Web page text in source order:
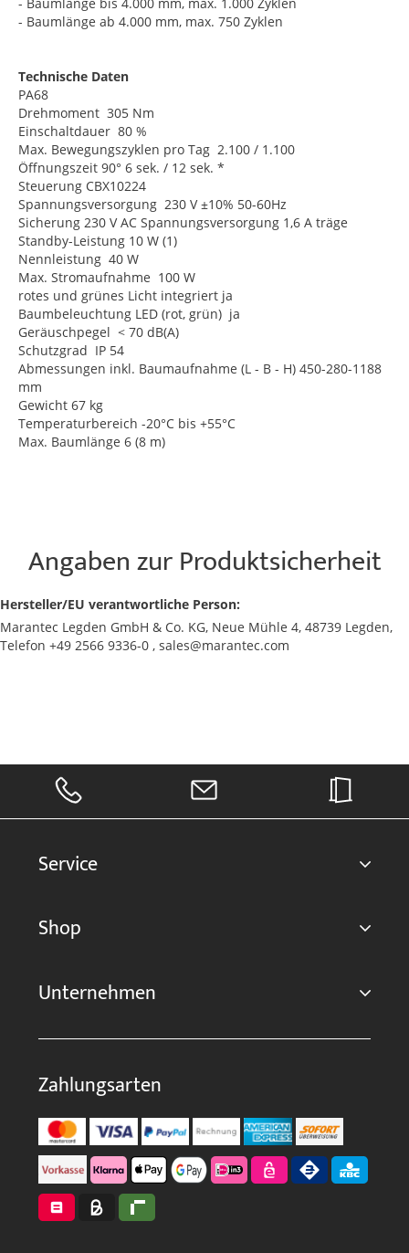
- Baumlänge ab 4.000 mm, max. 750 Zyklen
Technische Daten
PA68
Drehmoment 305 Nm
Einschaltdauer 80 %
Max. Bewegungszyklen pro Tag 2.100 / 1.100
Öffnungszeit 90° 6 sek. / 12 sek. *
Steuerung CBX10224
Spannungsversorgung 230 V ±10% 50-60Hz
Sicherung 230 V AC Spannungsversorgung 1,6 A träge
Standby-Leistung 10 W (1)
Nennleistung 40 W
Max. Stromaufnahme 100 W
rotes und grünes Licht integriert ja
Baumbeleuchtung LED (rot, grün) ja
Geräuschpegel < 70 dB(A)
Schutzgrad IP 54
Abmessungen inkl. Baumaufnahme (L - B - H) 450-280-1188
mm
Gewicht 67 kg
Temperaturbereich -20°C bis +55°C
Max. Baumlänge 6 (8 m)
Angaben zur Produktsicherheit
Hersteller/EU verantwortliche Person:
Marantec Legden GmbH & Co. KG, Neue Mühle 4, 48739 Legden,
Telefon +49 2566 9336-0 , sales@marantec.com
Service
Shop
Unternehmen
Zahlungsarten